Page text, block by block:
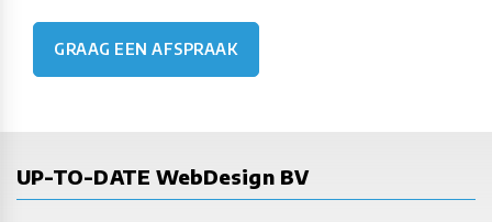
GRAAG EEN AFSPRAAK
UP-TO-DATE WebDesign BV